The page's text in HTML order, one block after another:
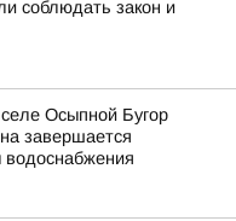
соблюдать закон и
Осыпной Бугор
завершается
водоснабжения